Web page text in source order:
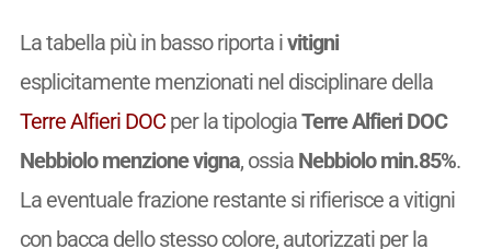
La tabella più in basso riporta ivitigni
esplicitamente menzionati nel disciplinare della
Terre Alfieri DOCper la tipologiaTerre Alfieri DOC
Nebbiolo menzione vigna, ossia Nebbiolo min.85%.
La eventuale frazione restante si rifierisce a vitigni
con bacca dello stesso colore, autorizzati per la